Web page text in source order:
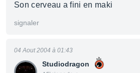
Son cerveau a fini en maki
signaler
Studiodragon
04 Aout 2004 à 01:43